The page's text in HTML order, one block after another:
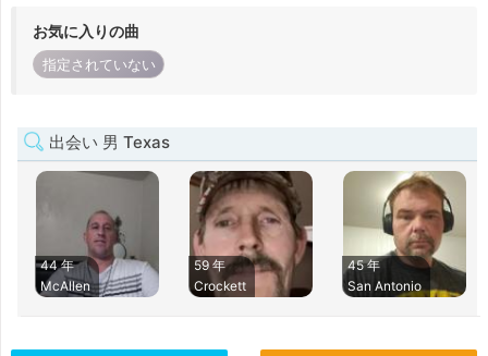
お気に入りの曲
指定されていない
出会い 男 Texas
44 年
McAllen
59 年
Crockett
45 年
San Antonio